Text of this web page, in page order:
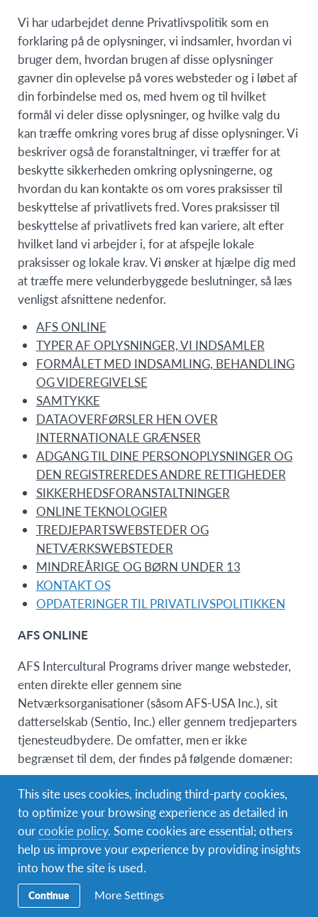
Vi har udarbejdet denne Privatlivspolitik som en
forklaring på de oplysninger, vi indsamler, hvordan vi
bruger dem, hvordan brugen af disse oplysninger
gavner din oplevelse på vores websteder og i løbet af
din forbindelse med os, med hvem og til hvilket
formål vi deler disse oplysninger, og hvilke valg du
kan træffe omkring vores brug af disse oplysninger. Vi
beskriver også de foranstaltninger, vi træffer for at
beskytte sikkerheden omkring oplysningerne, og
hvordan du kan kontakte os om vores praksisser til
beskyttelse af privatlivets fred. Vores praksisser til
beskyttelse af privatlivets fred kan variere, alt efter
hvilket land vi arbejder i, for at afspejle lokale
praksisser og lokale krav. Vi ønsker at hjælpe dig med
at træffe mere velunderbyggede beslutninger, så læs
venligst afsnittene nedenfor.
AFS ONLINE
TYPER AF OPLYSNINGER, VI INDSAMLER
FORMÅLET MED INDSAMLING, BEHANDLING
OG VIDEREGIVELSE
SAMTYKKE
DATAOVERFØRSLER HEN OVER
INTERNATIONALE GRÆNSER
ADGANG TIL DINE PERSONOPLYSNINGER OG
DEN REGISTREREDES ANDRE RETTIGHEDER
SIKKERHEDSFORANSTALTNINGER
ONLINE TEKNOLOGIER
TREDJEPARTSWEBSTEDER OG
NETVÆRKSWEBSTEDER
MINDREÅRIGE OG BØRN UNDER 13
KONTAKT OS
OPDATERINGER TIL PRIVATLIVSPOLITIKKEN
AFS ONLINE
AFS Intercultural Programs driver mange websteder,
enten direkte eller gennem sine
Netværksorganisationer (såsom AFS-USA Inc.), sit
datterselskab (Sentio, Inc.) eller gennem tredjeparters
tjenesteudbydere. De omfatter, men er ikke
begrænset til dem, der findes på følgende domæner:
http://www.afs.org/
http://www.afsglobal.org/
https://woca.afs.org/
http://sentionetwork.org/
http://sentionmembers.org
http://afsusa.org/
http://global.bridgeapp.com
This site uses cookies, including third-party cookies,
to optimize your browsing experience as detailed in
ourcookie policy. Some cookies are essential; others
help us improve your experience by providing insights
into how the site is used.
Continue More Settings